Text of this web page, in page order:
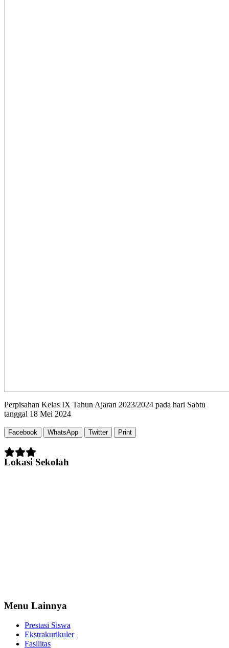
Perpisahan Kelas IX Tahun Ajaran 2023/2024 pada hari Sabtu
tanggal 18 Mei 2024
Facebook WhatsApp Twitter Print
Lokasi Sekolah
Menu Lainnya
Prestasi Siswa
Ekstrakurikuler
Fasilitas